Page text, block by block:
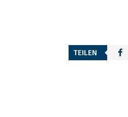
TEILEN